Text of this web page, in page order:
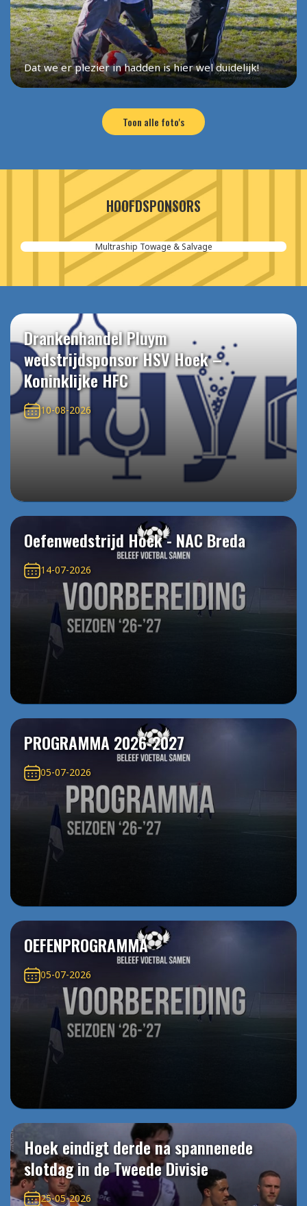
Dat we er plezier in hadden is hier wel duidelijk!
Toon alle foto's
HOOFDSPONSORS
Multraship Towage & Salvage
Drankenhandel Pluym
wedstrijdsponsor HSV Hoek –
Koninklijke HFC
10-08-2026
Oefenwedstrijd Hoek - NAC Breda
14-07-2026
PROGRAMMA 2026-2027
05-07-2026
OEFENPROGRAMMA
05-07-2026
Hoek eindigt derde na spannenede
slotdag in de Tweede Divisie
25-05-2026